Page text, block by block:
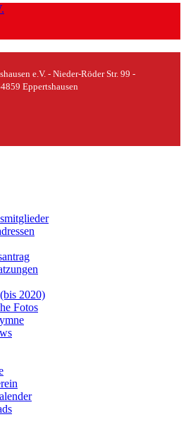
e.V. - Nieder-Röder Str. 99 -
Eppertshausen
2020)
Fotos